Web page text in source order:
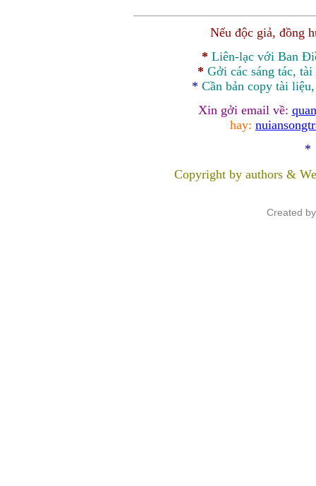
Nếu độc giả, đồng
* Liên-lạc với Ban
* Gởi các sáng tác,
* Cần bản copy tài
Xin gởi email về:
hay:
*
Copyright by authors &
Created